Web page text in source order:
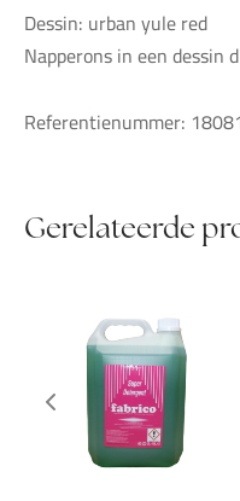
Dessin: urban yule red
Napperons in een dessin
Referentienummer:
Gerelateerde